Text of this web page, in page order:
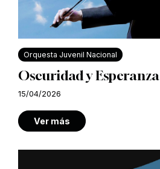
Orquesta Juvenil Nacional
Oscuridad y Esperanza
15/04/2026
Ver más